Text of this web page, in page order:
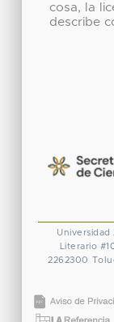
cosa, la
describe
Literario
2262300